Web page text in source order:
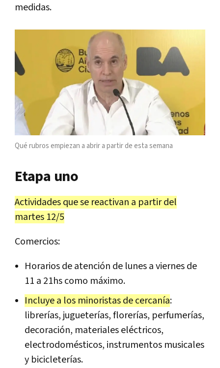
medidas.
Qué rubros empiezan a abrir a partir de esta semana
Etapa uno
Actividades que se reactivan a partir del
martes 12/5
Comercios:
Horarios de atención de lunes a viernes de
11 a 21hs como máximo.
Incluye a los minoristas de cercanía:
librerías, jugueterías, florerías, perfumerías,
decoración, materiales eléctricos,
electrodomésticos, instrumentos musicales
y bicicleterías.